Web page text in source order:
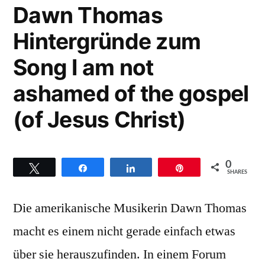
Dawn Thomas
Hintergründe zum
Song I am not
ashamed of the gospel
(of Jesus Christ)
0
SHARES
Die amerikanische Musikerin Dawn Thomas
macht es einem nicht gerade einfach etwas
über sie herauszufinden. In einem Forum